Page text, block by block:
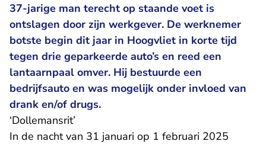
37-jarige man terecht op staande voet is
ontslagen door zijn werkgever. De werknemer
botste begin dit jaar in Hoogvliet in korte tijd
tegen drie geparkeerde auto’s en reed een
lantaarnpaal omver. Hij bestuurde een
bedrijfsauto en was mogelijk onder invloed van
drank en/of drugs.
‘Dollemansrit’
In de nacht van 31 januari op 1 februari 2025